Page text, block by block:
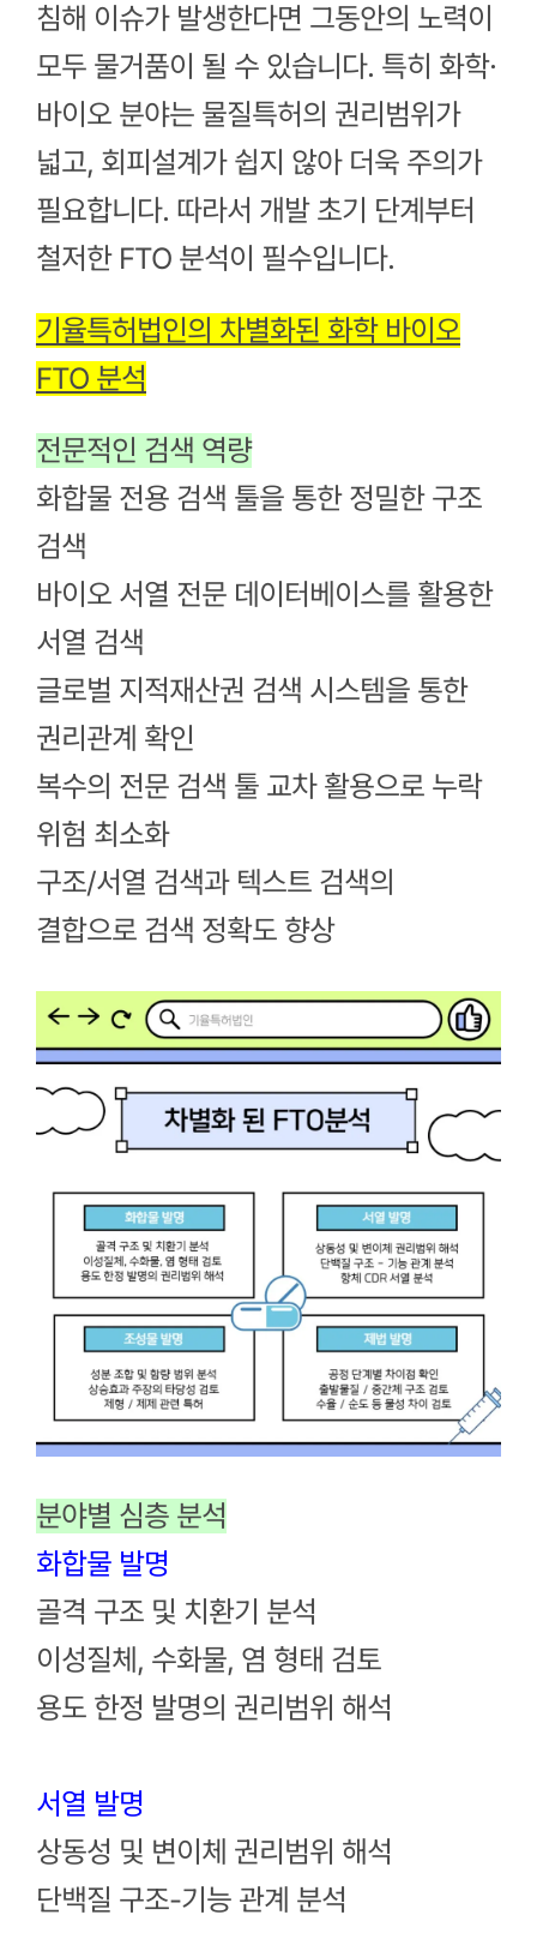
침해 이슈가 발생한다면 그동안의 노력이
모두 물거품이 될 수 있습니다. 특히 화학·
바이오 분야는 물질특허의 권리범위가
넓고, 회피설계가 쉽지 않아 더욱 주의가
필요합니다. 따라서 개발 초기 단계부터
철저한 FTO 분석이 필수입니다.
기율특허법인의 차별화된 화학 바이오
FTO 분석
전문적인 검색 역량
화합물 전용 검색 툴을 통한 정밀한 구조
검색
바이오 서열 전문데이터베이스를 활용한
서열 검색
글로벌 지적재산권 검색 시스템을 통한
권리관계 확인
복수의 전문 검색 툴 교차 활용으로 누락
위험 최소화
구조/서열 검색과 텍스트 검색의
결합으로 검색 정확도 향상
분야별 심층 분석
화합물 발명
골격 구조 및 치환기 분석
이성질체, 수화물, 염 형태 검토
용도 한정 발명의 권리범위 해석
서열 발명
상동성 및 변이체 권리범위 해석
단백질 구조-기능 관계 분석